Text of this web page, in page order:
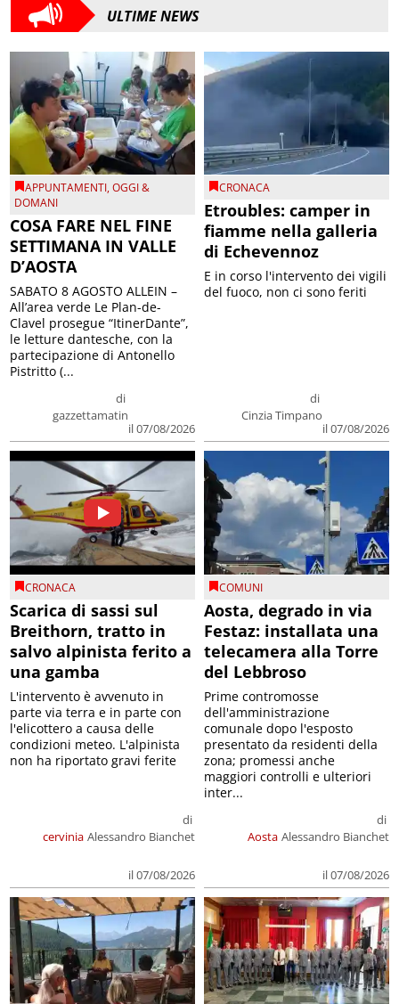
ULTIME NEWS
APPUNTAMENTI,OGGI &
DOMANI
COSA FARE NEL FINE
SETTIMANA IN VALLE
D’AOSTA
di
gazzettamatin
il 07/08/2026
SABATO 8 AGOSTO ALLEIN –
All’area verde Le Plan-de-
Clavel prosegue “ItinerDante”,
le letture dantesche, con la
partecipazione di Antonello
Pistritto (...
CRONACA
Etroubles: camper in
fiamme nella galleria
di Echevennoz
di
Cinzia Timpano
il 07/08/2026
E in corso l'intervento dei vigili
del fuoco, non ci sono feriti
CRONACA
Scarica di sassi sul
Breithorn, tratto in
salvo alpinista ferito a
una gamba
cervinia
di
Alessandro Bianchet
il 07/08/2026
L'intervento è avvenuto in
parte via terra e in parte con
l'elicottero a causa delle
condizioni meteo. L'alpinista
non ha riportato gravi ferite
COMUNI
Aosta, degrado in via
Festaz: installata una
telecamera alla Torre
del Lebbroso
Aosta
di
Alessandro Bianchet
il 07/08/2026
Prime contromosse
dell'amministrazione
comunale dopo l'esposto
presentato da residenti della
zona; promessi anche
maggiori controlli e ulteriori
inter...